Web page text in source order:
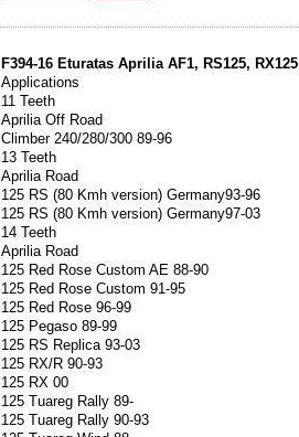
F394-16 Eturatas Aprilia AF1, RS125, RX125
Applications
11 Teeth
Aprilia Off Road
Climber 240/280/300 89-96
13 Teeth
Aprilia Road
125 RS (80 Kmh version) Germany93-96
125 RS (80 Kmh version) Germany97-03
14 Teeth
Aprilia Road
125 Red Rose Custom AE 88-90
125 Red Rose Custom 91-95
125 Red Rose 96-99
125 Pegaso 89-99
125 RS Replica 93-03
125 RX/R 90-93
125 RX 00
125 Tuareg Rally 89-
125 Tuareg Rally 90-93